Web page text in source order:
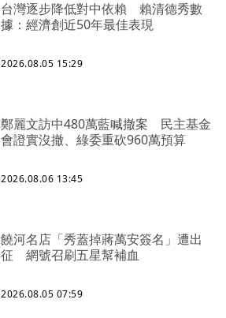
台灣逐步降低對中依賴 賴清德秀數
據：經濟創近50年最佳表現
2026.08.05 15:29
鄭麗文訪中480萬藍喊撤案 民主基金
會證實沒撤、綠委重砍960萬預算
2026.08.06 13:45
饒河名店「秀蓋掉蔣萬安簽名」遭出
征 網號召刷五星幫補血
2026.08.05 07:59